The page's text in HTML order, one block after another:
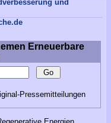
und
Erneuerbare
Pressemitteilungen